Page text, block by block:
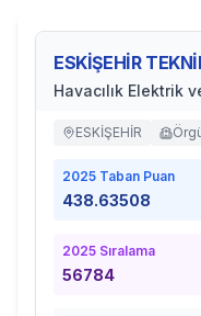
ESKİŞEHİR
Havacılık Elektrik
ESKİŞEHİR
2025 Taban Puan
438.63508
2025 Sıralama
56784